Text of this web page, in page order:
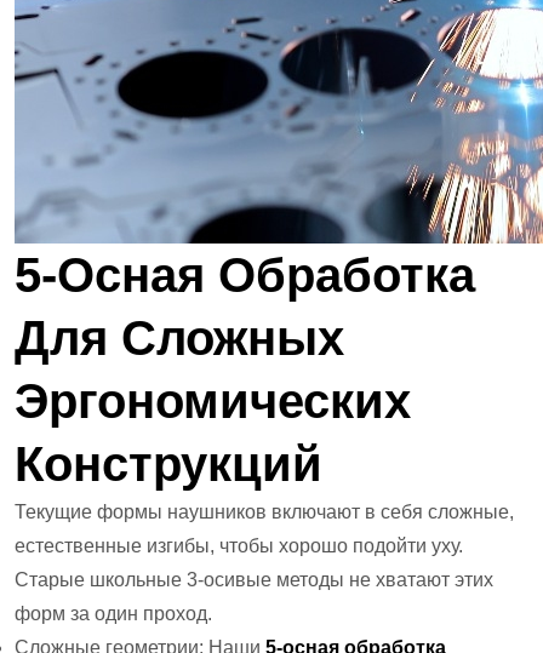
5-Осная Обработка
Для Сложных
Эргономических
Конструкций
Текущие формы наушников включают в себя сложные,
естественные изгибы, чтобы хорошо подойти уху.
Старые школьные 3-осивые методы не хватают этих
форм за один проход.
Сложные геометрии: Наши 5-осная обработка